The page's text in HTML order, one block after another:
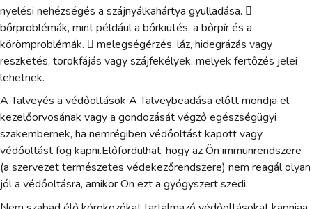
nyelési nehézségés a szájnyálkahártya gyulladása. 
bőrproblémák, mint például a bőrkiütés, a bőrpír és a
körömproblémák.  melegségérzés, láz, hidegrázás vagy
reszketés, torokfájás vagy szájfekélyek, melyek fertőzés jelei
lehetnek.
A Talveyés a védőoltások A Talveybeadása előtt mondja el
kezelőorvosának vagy a gondozását végző egészségügyi
szakembernek, ha nemrégiben védőoltást kapott vagy
védőoltást fog kapni.Előfordulhat, hogy az Ön immunrendszere
(a szervezet természetes védekezőrendszere) nem reagál olyan
jól a védőoltásra, amikor Ön ezt a gyógyszert szedi.